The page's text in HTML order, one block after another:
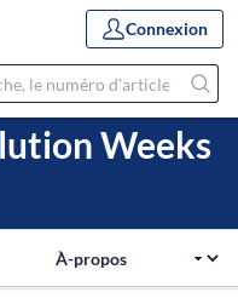
Connexion
Weeks